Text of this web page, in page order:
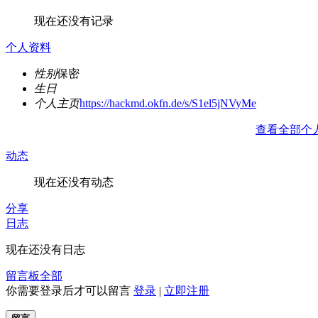
现在还没有记录
个人资料
性别保密
生日
个人主页https://hackmd.okfn.de/s/S1el5jNVyMe
查看全部个
动态
现在还没有动态
分享
日志
现在还没有日志
留言板全部
你需要登录后才可以留言 登录 | 立即注册